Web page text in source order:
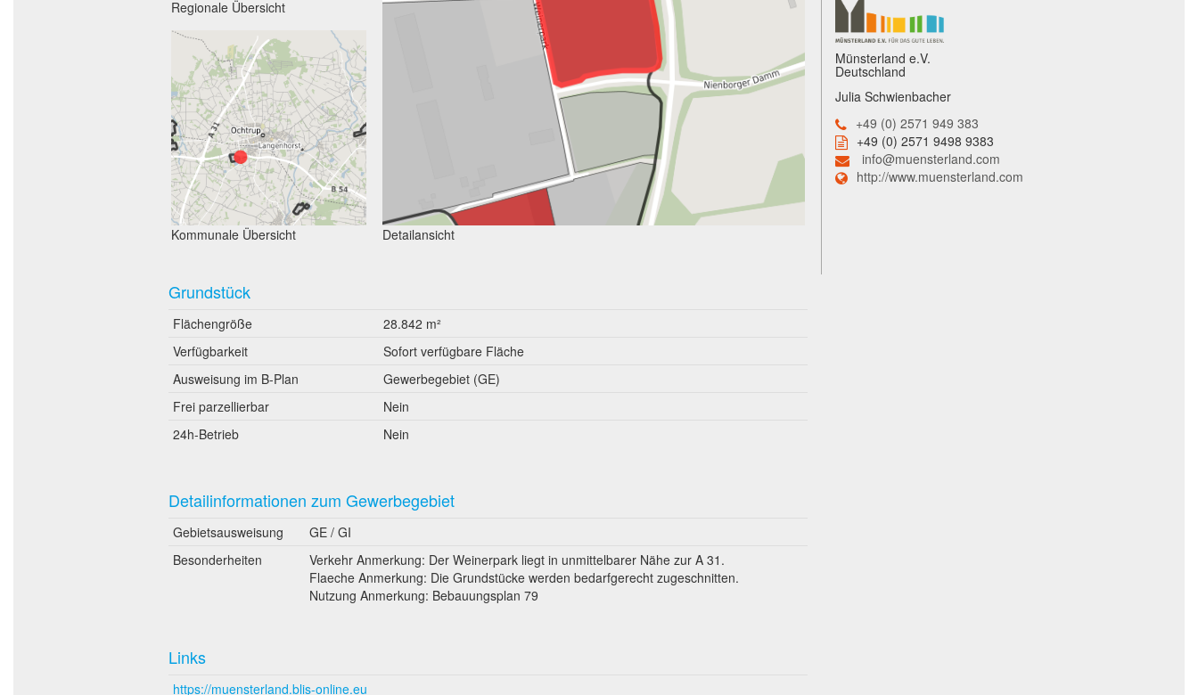
Regionale Übersicht
Kommunale Übersicht Detailansicht
Grundstück
Flächengröße
28.842 m²
Verfügbarkeit
Sofort verfügbare Fläche
Ausweisung im B-Plan
Gewerbegebiet (GE)
Frei parzellierbar
Nein
24h-Betrieb
Nein
Detailinformationen zum Gewerbegebiet
Gebietsausweisung
GE / GI
Besonderheiten
Verkehr Anmerkung: Der Weinerpark liegt in unmittelbarer Nähe zur A 31.
Flaeche Anmerkung: Die Grundstücke werden bedarfgerecht zugeschnitten.
Nutzung Anmerkung: Bebauungsplan 79
Links
https://muensterland.blis-online.eu
Münsterland e.V.
Deutschland
Julia Schwienbacher
+49 (0) 2571 949 383
+49 (0) 2571 9498 9383
info@muensterland.com
http://www.muensterland.com